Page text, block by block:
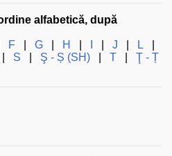
alfabetică, după
F G H J L
S Ş - Ș (SH) T
Ţ - Ț